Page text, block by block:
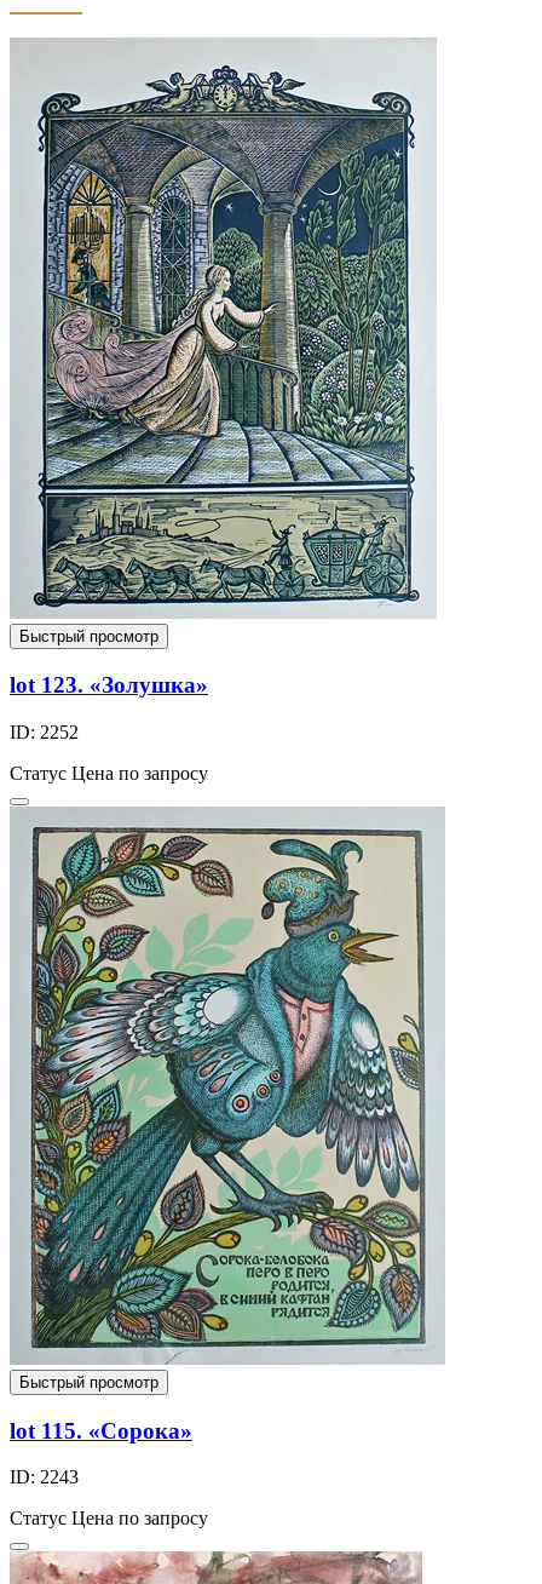
Быстрый просмотр
lot 123. «Золушка»
ID: 2252
Статус Цена по запросу
Быстрый просмотр
lot 115. «Сорока»
ID: 2243
Статус Цена по запросу